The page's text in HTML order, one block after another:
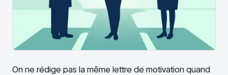
On ne rédige pas la même lettre de motivation quand